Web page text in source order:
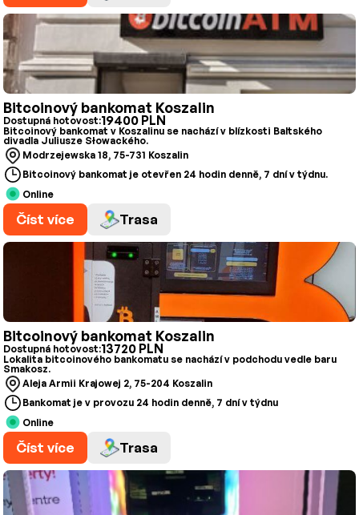
Bitcoinový bankomat Koszalin
Dostupná hotovost:19400 PLN
Bitcoinový bankomat v Koszalinu se nachází v blízkosti Baltského
divadla Juliusze Słowackého.
Modrzejewska 18, 75-731 Koszalin
Bitcoinový bankomat je otevřen 24 hodin denně, 7 dní v týdnu.
Online
Číst více Trasa
Bitcoinový bankomat Koszalin
Dostupná hotovost:13720 PLN
Lokalita bitcoinového bankomatu se nachází v podchodu vedle baru
Smakosz.
Aleja Armii Krajowej 2, 75-204 Koszalin
Bankomat je v provozu 24 hodin denně, 7 dní v týdnu
Online
Číst více Trasa